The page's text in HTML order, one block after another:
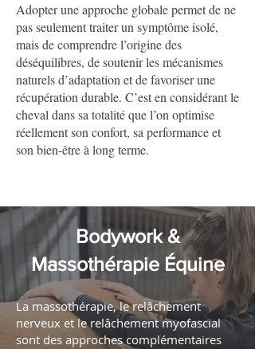
Adopter une approche globale permet de ne
pas seulement traiter un symptôme isolé,
mais de comprendre l’origine des
déséquilibres, de soutenir les mécanismes
naturels d’adaptation et de favoriser une
récupération durable. C’est en considérant le
cheval dans sa totalité que l’on optimise
réellement son confort, sa performance et
son bien-être à long terme.
Bodywork &
Massothérapie Équine
La massothérapie, le relâchement
nerveux et le relâchement myofascial
sont des approches complémentaires